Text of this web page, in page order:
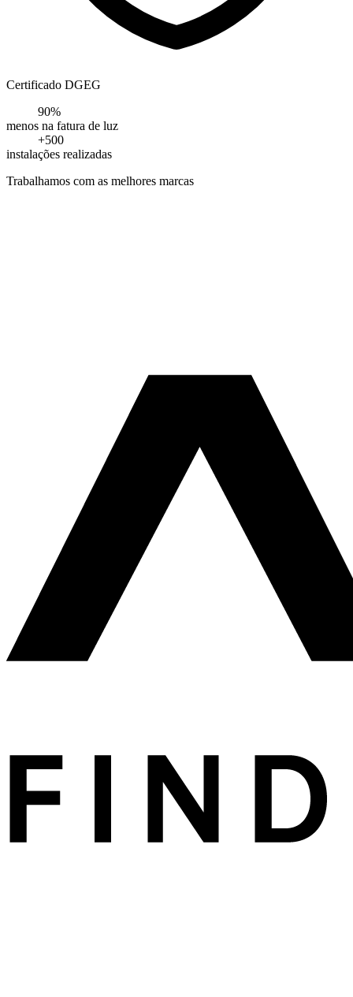
Certificado DGEG
90%
menos na fatura de luz
+500
instalações realizadas
Trabalhamos com as melhores marcas